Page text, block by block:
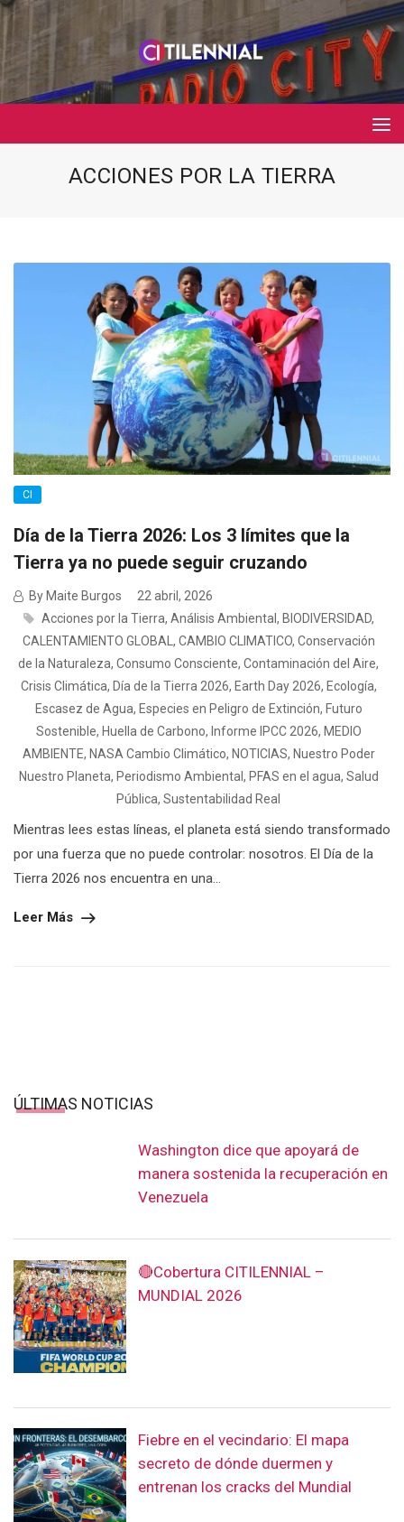
ACCIONES POR LA TIERRA
CI
Día de la Tierra 2026: Los 3 límites que la
Tierra ya no puede seguir cruzando
By Maite Burgos
22 abril, 2026
Acciones por la Tierra, Análisis Ambiental , BIODIVERSIDAD,
CALENTAMIENTO GLOBAL , CAMBIO CLIMATICO, Conservación
de la Naturaleza, Consumo Consciente, Contaminación del Aire,
Crisis Climática, Día de la Tierra 2026, Earth Day 2026, Ecología,
Escasez de Agua, Especies en Peligro de Extinción, Futuro
Sostenible, Huella de Carbono, Informe IPCC 2026, MEDIO
AMBIENTE, NASA Cambio Climático, NOTICIAS, Nuestro Poder
Nuestro Planeta, Periodismo Ambiental , PFAS en el agua, Salud
Pública, Sustentabilidad Real
Mientras lees estas líneas, el planeta está siendo transformado
por una fuerza que no puede controlar: nosotros. El Día de la
Tierra 2026 nos encuentra en una...
Leer Más
ÚLTIMAS NOTICIAS
Washington dice que apoyará de
manera sostenida la recuperación en
Venezuela
🔴Cobertura CITILENNIAL –
MUNDIAL 2026
Fiebre en el vecindario: El mapa
secreto de dónde duermen y
entrenan los cracks del Mundial